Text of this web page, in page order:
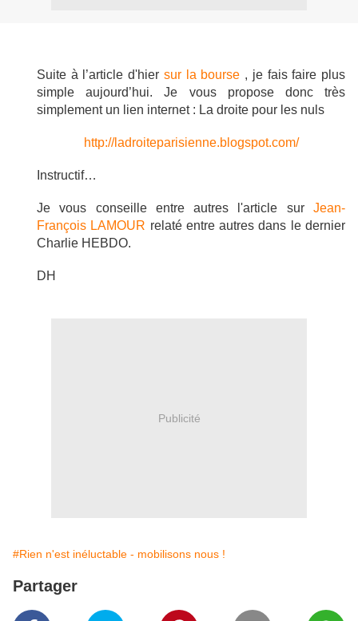
Suite à l’article d'hier sur la bourse , je fais faire plus
simple aujourd’hui. Je vous propose donc très
simplement un lien internet : La droite pour les nuls
http://ladroiteparisienne.blogspot.com/
Instructif…
Je vous conseille entre autres l'article sur Jean-
François LAMOUR relaté entre autres dans le dernier
Charlie HEBDO.
DH
Publicité
#Rien n'est inéluctable - mobilisons nous !
Partager